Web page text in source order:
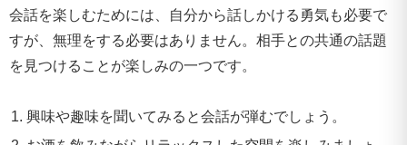
会話を楽しむためには、自分から話しかける勇気も必要で
すが、無理をする必要はありません。相手との共通の話題
を見つけることが楽しみの一つです。
興味や趣味を聞いてみると会話が弾むでしょう。